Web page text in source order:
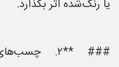
یا رنگ‌شده اثر بگذارد.
### **۲.